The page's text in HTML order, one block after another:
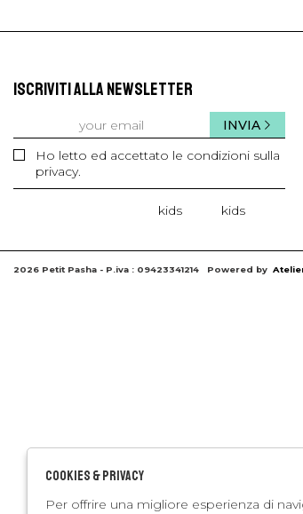
ISCRIVITI ALLA NEWSLETTER
Ho letto ed accettato le condizioni sulla
privacy.
INVIA
kids kids
2026 Petit Pasha - P.iva : 09423341214 Powered by
Cookies & Privacy
Per offrire una migliore esperienza di